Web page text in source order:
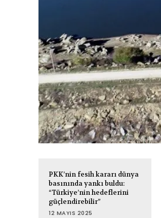
PKK’nin fesih kararı dünya
basınında yankı buldu:
“Türkiye’nin hedeflerini
güçlendirebilir”
12 MAYIS 2025